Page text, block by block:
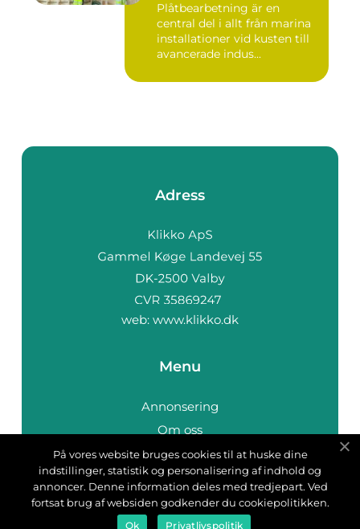
Plåtbearbetning är en
central del i allt från marina
installationer vid kusten till
avancerade indus...
Adress
web: www.klikko.dk
Menu
Annonsering
Om oss
Cookies
Kontakta oss
Sitemap
På vores website bruges cookies til at huske dine
indstillinger, statistik og personalisering af indhold og
annoncer. Denne information deles med tredjepart. Ved
fortsat brug af websiden godkender du cookiepolitikken.
Ok Privatlivspolitik